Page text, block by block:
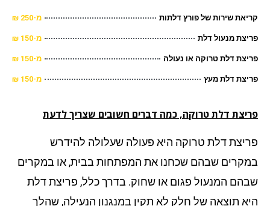
שירות של פורץ דלתות מ-250 ₪
מנעול דלת מ-150 ₪
דלת טרוקה או נעולה מ-150 ₪
דלת מעץ מ-150 ₪
דלת טרוקה, כמה דברים חשובים שצריך לדעת
דלת טרוקה היא פעולה שעלולה להידרש
שבהם שכחנו את המפתחות בבית, או במקרים
המנעול פגום או שחוק. בדרך כלל, פריצת דלת
תוצאה של חלק לא תקין במנגנון הנעילה, שהלך